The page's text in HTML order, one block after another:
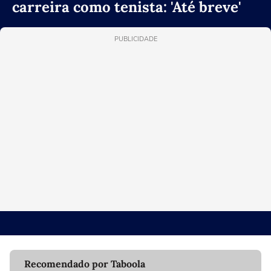
carreira como tenista: 'Até breve'
PUBLICIDADE
Recomendado por Taboola